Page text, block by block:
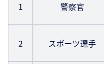
1 警察官
2 スポーツ選手